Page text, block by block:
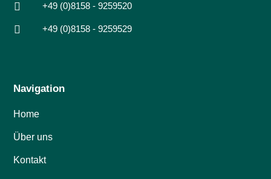
 +49 (0)8158 - 9259520
 +49 (0)8158 - 9259529
Navigation
Home
Über uns
Kontakt